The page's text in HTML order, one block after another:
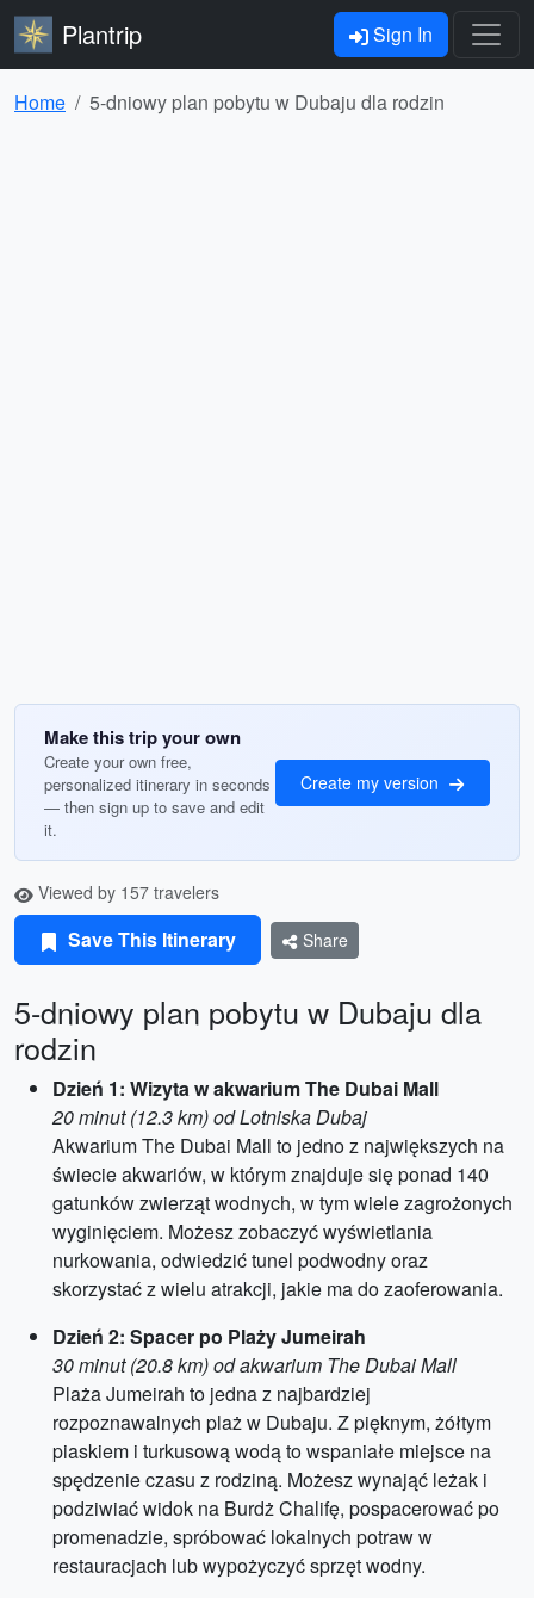
Plantrip Sign In
Home 5-dniowy plan pobytu w Dubaju dla rodzin
Make this trip your own
Create your own free,
personalized itinerary in seconds
— then sign up to save and edit
it.
Create my version
Viewed by 157 travelers
Save This Itinerary Share
5-dniowy plan pobytu w Dubaju dla
rodzin
Dzień 1: Wizyta w akwarium The Dubai Mall
20 minut (12.3 km) od Lotniska Dubaj
Akwarium The Dubai Mall to jedno z największych na
świecie akwariów, w którym znajduje się ponad 140
gatunków zwierząt wodnych, w tym wiele zagrożonych
wyginięciem. Możesz zobaczyć wyświetlania
nurkowania, odwiedzić tunel podwodny oraz
skorzystać z wielu atrakcji, jakie ma do zaoferowania.
Dzień 2: Spacer po Plaży Jumeirah
30 minut (20.8 km) od akwarium The Dubai Mall
Plaża Jumeirah to jedna z najbardziej
rozpoznawalnych plaż w Dubaju. Z pięknym, żółtym
piaskiem i turkusową wodą to wspaniałe miejsce na
spędzenie czasu z rodziną. Możesz wynająć leżak i
podziwiać widok na Burdż Chalifę, pospacerować po
promenadzie, spróbować lokalnych potraw w
restauracjach lub wypożyczyć sprzęt wodny.